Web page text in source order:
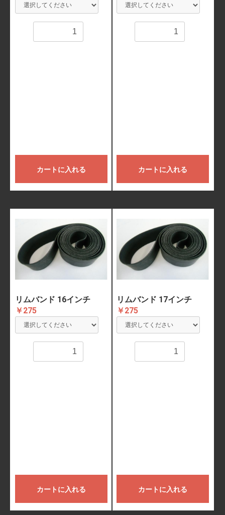
カートに入れる カートに入れる
リムバンド 16インチ
￥275
カートに入れる
リムバンド 17インチ
￥275
カートに入れる